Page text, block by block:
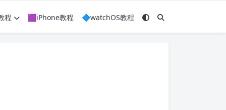
程 🟪iPhone教程 🔷watchOS教程